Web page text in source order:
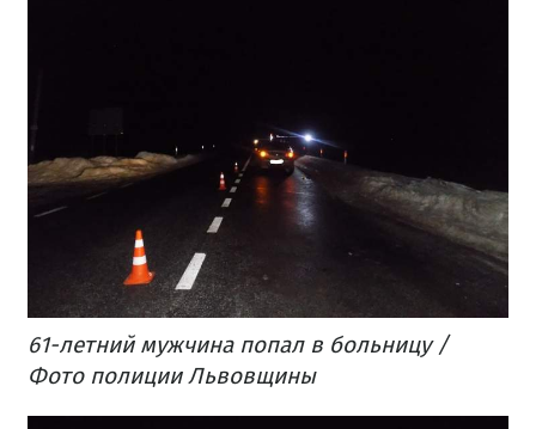
61-летний мужчина попал в больницу /
Фото полиции Львовщины